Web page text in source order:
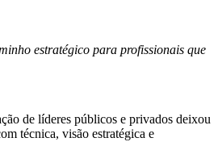
estratégico para profissionais que
de líderes públicos e privados deixou
técnica, visão estratégica e